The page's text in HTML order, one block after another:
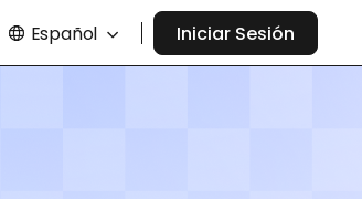
Español Iniciar Sesión